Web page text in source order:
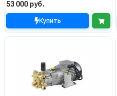
53 000 руб.
Купить